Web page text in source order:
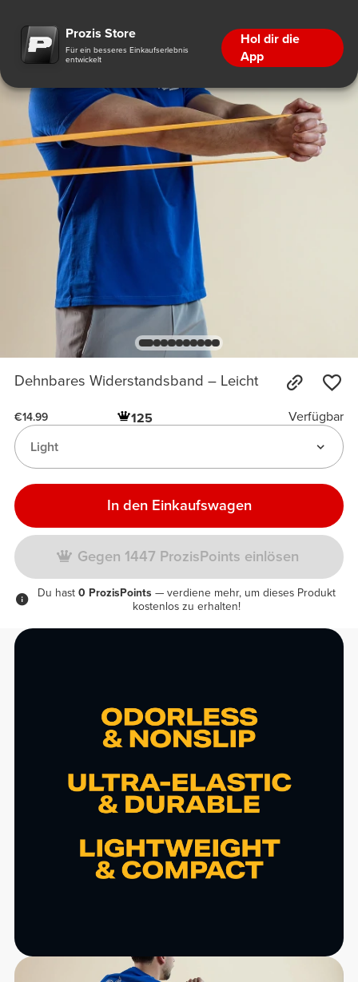
Prozis Store
Für ein besseres Einkaufserlebnis
entwickelt
Hol dir die
App
Dehnbares Widerstandsband – Leicht
€14.99 125
Verfügbar
Light
In den Einkaufswagen
Gegen 1447 ProzisPoints einlösen
Du hast 0 ProzisPoints — verdiene mehr, um dieses Produkt
kostenlos zu erhalten!